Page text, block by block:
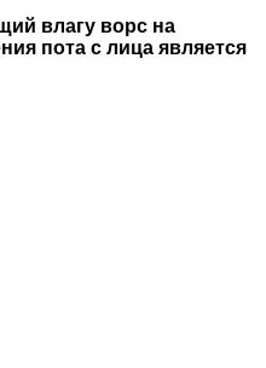
влагу ворс на
пота с лица является